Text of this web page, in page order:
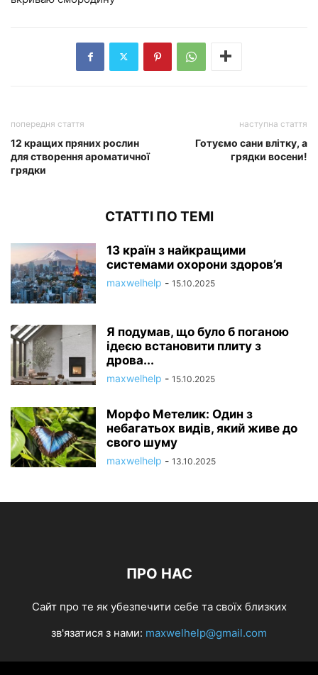
попередня стаття
12 кращих пряних рослин
для створення ароматичної
грядки
наступна стаття
Готуємо сани влітку, а
грядки восени!
СТАТТІ ПО ТЕМІ
13 країн з найкращими
системами охорони здоров’я
maxwelhelp - 15.10.2025
Я подумав, що було б поганою
ідеєю встановити плиту з
дрова...
maxwelhelp - 15.10.2025
Морфо Метелик: Один з
небагатьох видів, який живе до
свого шуму
maxwelhelp - 13.10.2025
ПРО НАС
Cайт про те як убезпечити себе та своїх близких
зв'язатися з нами: maxwelhelp@gmail.com